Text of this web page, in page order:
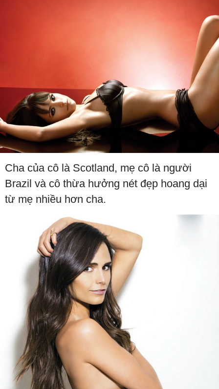
Cha của cô là Scotland, mẹ cô là người
Brazil và cô thừa hưởng nét đẹp hoang dại
từ mẹ nhiều hơn cha.